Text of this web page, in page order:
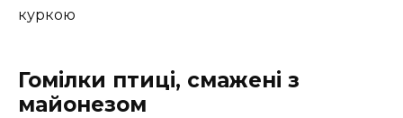
куркою
Гомілки птиці, смажені з
майонезом